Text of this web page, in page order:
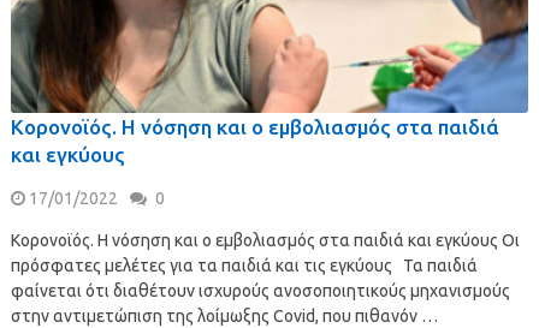
Κορονοϊός. Η νόσηση και ο εμβολιασμός στα παιδιά
και εγκύους
17/01/2022 0
Κορονοϊός. Η νόσηση και ο εμβολιασμός στα παιδιά και εγκύους Οι
πρόσφατες μελέτες για τα παιδιά και τις εγκύους Τα παιδιά
φαίνεται ότι διαθέτουν ισχυρούς ανοσοποιητικούς μηχανισμούς
στην αντιμετώπιση της λοίμωξης Covid, που πιθανόν …